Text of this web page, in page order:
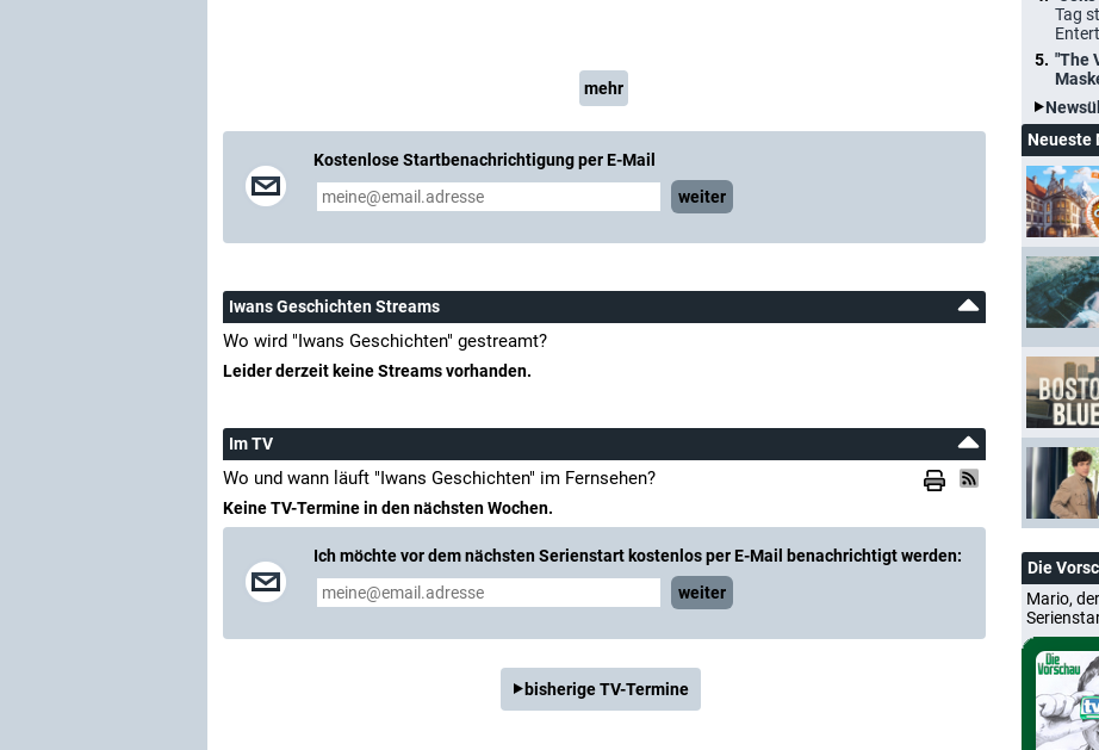
mehr
Kostenlose Startbenachrichtigung per E-Mail
weiter
Iwans Geschichten Streams
Wo wird "Iwans Geschichten" gestreamt?
Leider derzeit keine Streams vorhanden.
Im TV
Wo und wann läuft "Iwans Geschichten" im Fernsehen?
Keine TV-Termine in den nächsten Wochen.
Ich möchte vor dem nächsten Serienstart kostenlos per E-Mail benachrichtigt werden:
weiter
bisherige TV-Termine
Tag
"The
Neueste
Die
Mario,